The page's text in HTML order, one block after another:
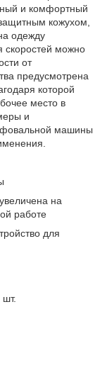
и комфортный
кожухом,
одежду
скоростей можно
от
предусмотрена
которой
место в
и
машины
на
работе
для